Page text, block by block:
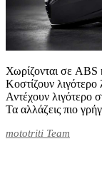
Χωρίζονται σε ABS
Κοστίζουν
Αντέχουν λιγότερο
Τα αλλάζεις πιο
mototriti Team